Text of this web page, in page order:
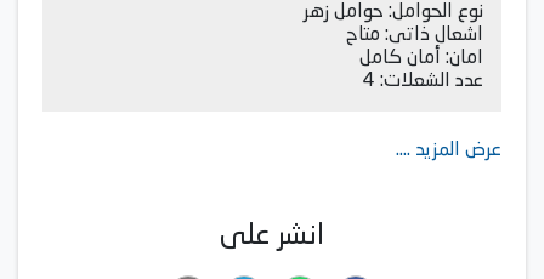
نوع الحوامل: حوامل زهر
اشعال ذاتى: متاح
امان: أمان كامل
عدد الشعلات: 4
عرض المزيد ....
انشر على